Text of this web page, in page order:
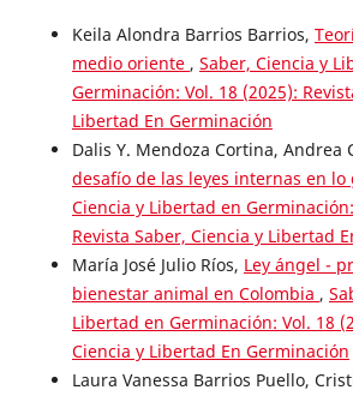
Keila Alondra Barrios Barrios,
medio oriente , Saber, Ciencia y
Germinación: Vol. 18 (2025):
Libertad En Germinación
Dalis Y. Mendoza Cortina, Andrea
desafío de las leyes internas en lo
Ciencia y Libertad en
Revista Saber, Ciencia y Libertad
María José Julio Ríos, Ley ángel -
bienestar animal en Colombia ,
Libertad en Germinación: Vol. 18
Ciencia y Libertad En Germinación
Laura Vanessa Barrios Puello,